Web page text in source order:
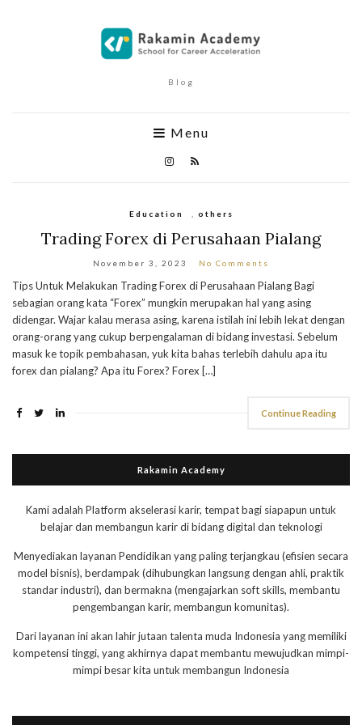
Blog
Menu
Education others
Trading Forex di Perusahaan Pialang
November 3, 2023 No Comments
Tips Untuk Melakukan Trading Forex di Perusahaan Pialang Bagi
sebagian orang kata “Forex” mungkin merupakan hal yang asing
didengar. Wajar kalau merasa asing, karena istilah ini lebih lekat dengan
orang-orang yang cukup berpengalaman di bidang investasi. Sebelum
masuk ke topik pembahasan, yuk kita bahas terlebih dahulu apa itu
forex dan pialang? Apa itu Forex? Forex […]
Continue Reading
Rakamin Academy
Kami adalah Platform akselerasi karir, tempat bagi siapapun untuk
belajar dan membangun karir di bidang digital dan teknologi
Menyediakan layanan Pendidikan yang paling terjangkau (efisien secara
model bisnis), berdampak (dihubungkan langsung dengan ahli, praktik
standar industri), dan bermakna (mengajarkan soft skills, membantu
pengembangan karir, membangun komunitas).
Dari layanan ini akan lahir jutaan talenta muda Indonesia yang memiliki
kompetensi tinggi, yang akhirnya dapat membantu mewujudkan mimpi-
mimpi besar kita untuk membangun Indonesia